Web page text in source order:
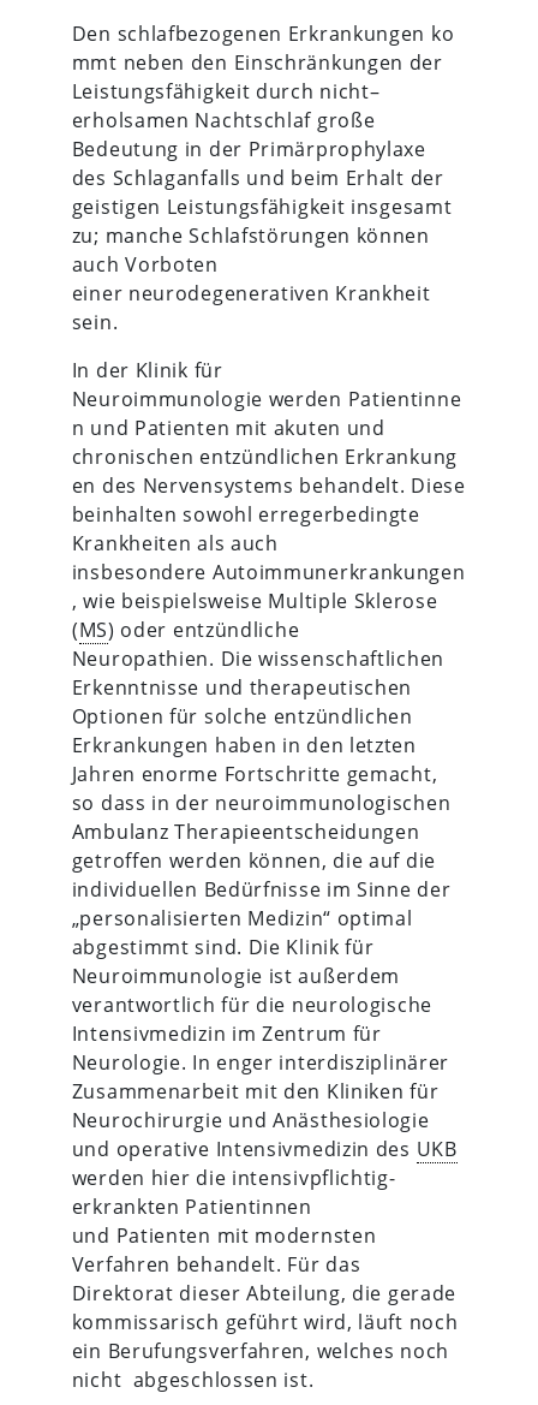
Den schlafbezogenen Erkrankungen ko
mmt neben den Einschränkungen der
Leistungsfähigkeit durch nicht–
erholsamen Nachtschlaf große
Bedeutung in der Primärprophylaxe
des Schlaganfalls und beim Erhalt der
geistigen Leistungsfähigkeit insgesamt
zu; manche Schlafstörungen können
auch Vorboten
einer neurodegenerativen Krankheit
sein.
In der Klinik für
Neuroimmunologie werden Patientinne
n und Patienten mit akuten und
chronischen entzündlichen Erkrankung
en des Nervensystems behandelt. Diese
beinhalten sowohl erregerbedingte
Krankheiten als auch
insbesondere Autoimmunerkrankungen
, wie beispielsweise Multiple Sklerose
(MS) oder entzündliche
Neuropathien. Die wissenschaftlichen
Erkenntnisse und therapeutischen
Optionen für solche entzündlichen
Erkrankungen haben in den letzten
Jahren enorme Fortschritte gemacht,
so dass in der neuroimmunologischen
Ambulanz Therapieentscheidungen
getroffen werden können, die auf die
individuellen Bedürfnisse im Sinne der
„personalisierten Medizin“ optimal
abgestimmt sind. Die Klinik für
Neuroimmunologie ist außerdem
verantwortlich für die neurologische
Intensivmedizin im Zentrum für
Neurologie. In enger interdisziplinärer
Zusammenarbeit mit den Kliniken für
Neurochirurgie und Anästhesiologie
und operative Intensivmedizin des UKB
werden hier die intensivpflichtig-
erkrankten Patientinnen
und Patienten mit modernsten
Verfahren behandelt. Für das
Direktorat dieser Abteilung, die gerade
kommissarisch geführt wird, läuft noch
ein Berufungsverfahren, welches noch
nicht abgeschlossen ist.